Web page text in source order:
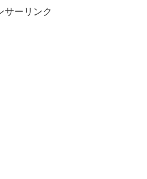
サーリンク